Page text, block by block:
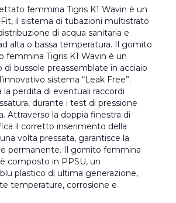
femmina Tigris K1 Wavin è un
il sistema di tubazioni multistrato
di acqua sanitaria e
alta o bassa temperatura. Il gomito
femmina Tigris K1 Wavin è un
di bussole preassemblate in acciaio
sistema “Leak Free”.
la perdita di eventuali raccordi
durante i test di pressione
Attraverso la doppia finestra di
il corretto inserimento della
volta pressata, garantisce la
permanente. Il gomito femmina
composto in PPSU, un
plastico di ultima generazione,
temperature, corrosione e